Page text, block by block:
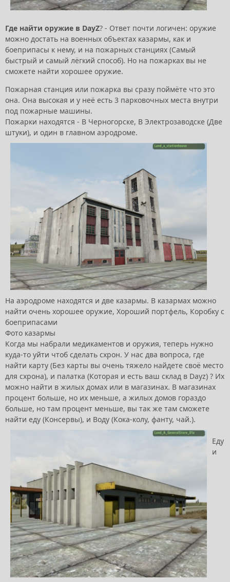
Где найти оружие в DayZ? - Ответ почти логичен: оружие
можно достать на военных объектах казармы, как и
боеприпасы к нему, и на пожарных станциях (Самый
быстрый и самый лёгкий способ). Но на пожарках вы не
сможете найти хорошее оружие.
Пожарная станция или пожарка вы сразу поймёте что это
она. Она высокая и у неё есть 3 парковочных места внутри
под пожарные машины.
Пожарки находятся - В Черногорске, В Электрозаводске (Две
штуки), и один в главном аэродроме.
На аэродроме находятся и две казармы. В казармах можно
найти очень хорошее оружие, Хороший портфель, Коробку с
боеприпасами
Фото казармы
Когда мы набрали медикаментов и оружия, теперь нужно
куда-то уйти чтоб сделать схрон. У нас два вопроса, где
найти карту (Без карты вы очень тяжело найдете своё место
для схрона), и палатка (Которая и есть ваш склад в Dayz) ? Их
можно найти в жилых домах или в магазинах. В магазинах
процент больше, но их меньше, а жилых домов гораздо
больше, но там процент меньше, вы так же там сможете
найти еду (Консервы), и Воду (Кока-колу, фанту, чай.).
Еду
и